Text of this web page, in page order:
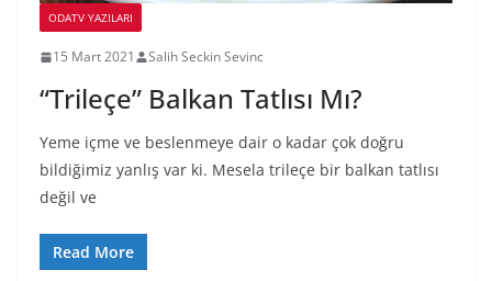
ODATV YAZILARI
15 Mart 2021 Salih Seckin Sevinc
“Trileçe” Balkan Tatlısı Mı?
Yeme içme ve beslenmeye dair o kadar çok doğru
bildiğimiz yanlış var ki. Mesela trileçe bir balkan tatlısı
değil ve
Read More